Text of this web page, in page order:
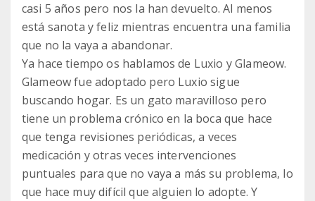
casi 5 años pero nos la han devuelto. Al menos
está sanota y feliz mientras encuentra una familia
que no la vaya a abandonar.
Ya hace tiempo os hablamos de Luxio y Glameow.
Glameow fue adoptado pero Luxio sigue
buscando hogar. Es un gato maravilloso pero
tiene un problema crónico en la boca que hace
que tenga revisiones periódicas, a veces
medicación y otras veces intervenciones
puntuales para que no vaya a más su problema, lo
que hace muy difícil que alguien lo adopte. Y